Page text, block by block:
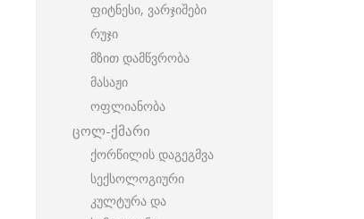
ფიტნესი, ვარჯიშები
რუჯი
მზით დამწვრობა
მასაჟი
ოფლიანობა
ცოლ-ქმარი
ქორწილის დაგეგმვა
სექსოლოგიური
კულტურა და